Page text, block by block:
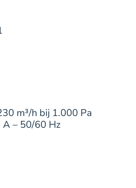
m³/h bij 1.000 Pa
– 50/60 Hz